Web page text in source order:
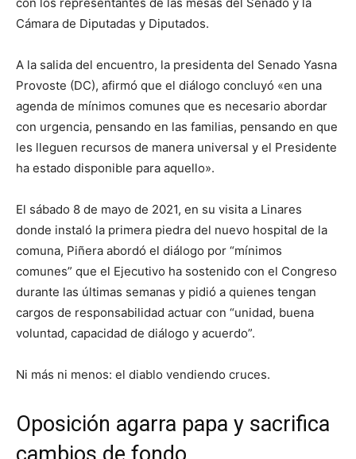
Cámara de Diputadas y Diputados.
A la salida del encuentro, la presidenta del Senado Yasna
Provoste (DC), afirmó que el diálogo concluyó «en una
agenda de mínimos comunes que es necesario abordar
con urgencia, pensando en las familias, pensando en que
les lleguen recursos de manera universal y el Presidente
ha estado disponible para aquello».
El sábado 8 de mayo de 2021, en su visita a Linares
donde instaló la primera piedra del nuevo hospital de la
comuna, Piñera abordó el diálogo por “mínimos
comunes” que el Ejecutivo ha sostenido con el Congreso
durante las últimas semanas y pidió a quienes tengan
cargos de responsabilidad actuar con “unidad, buena
voluntad, capacidad de diálogo y acuerdo”.
Ni más ni menos: el diablo vendiendo cruces.
Oposición agarra papa y sacrifica